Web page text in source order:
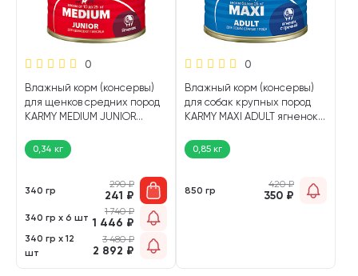
0
Влажный корм (консервы)
для щенков средних пород
KARMY MEDIUM JUNIOR
0,34 кг
340 гр
290₽
241 ₽
340 гр х 6 шт
1 740₽
1 446 ₽
340 гр х 12
шт
3 480₽
2 892 ₽
0
Влажный корм (консервы)
для собак крупных пород
KARMY MAXI ADULT ягненок,
0,85 кг
850 гр
420₽
350 ₽